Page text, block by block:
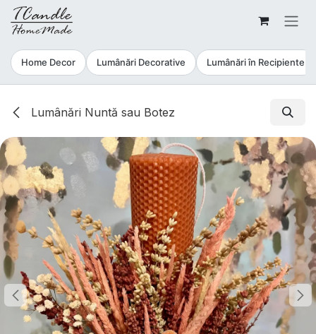
Sari la conținut
Home Decor Lumânări Decorative Lumânări în Recipiente
Lumânări Nuntă sau Botez